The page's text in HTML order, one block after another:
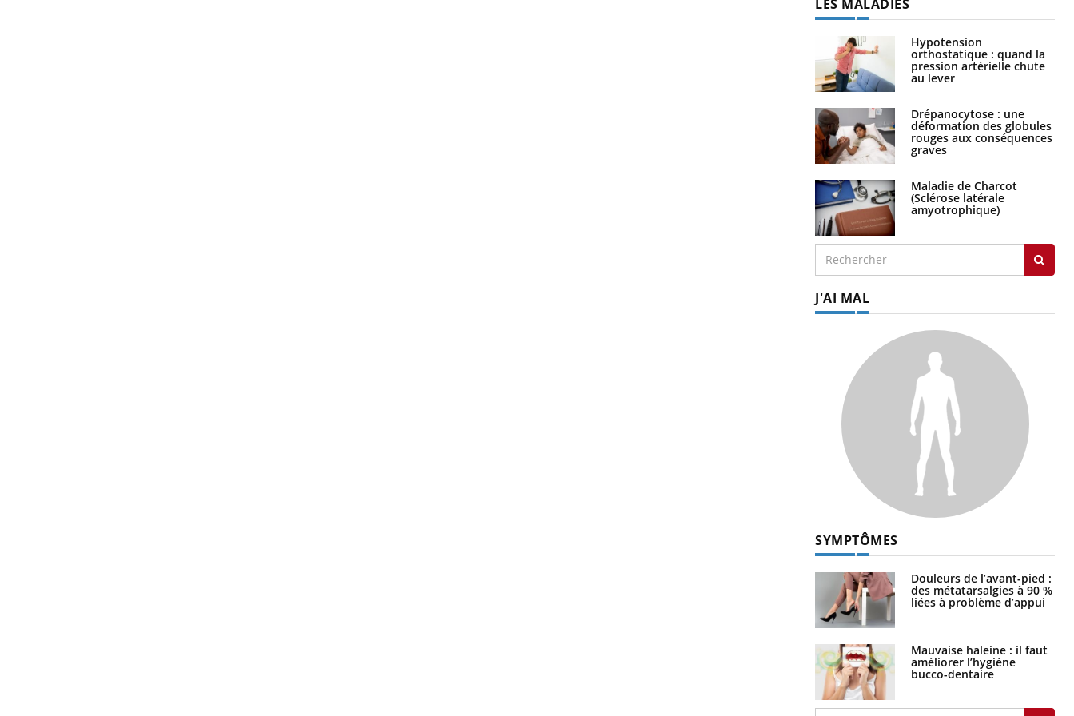
LES MALADIES
Hypotension
orthostatique : quand la
pression artérielle chute
au lever
Drépanocytose : une
déformation des globules
rouges aux conséquences
graves
Maladie de Charcot
(Sclérose latérale
amyotrophique)
J'AI MAL
SYMPTÔMES
Douleurs de l’avant-pied :
des métatarsalgies à 90 %
liées à problème d’appui
Mauvaise haleine : il faut
améliorer l’hygiène
bucco-dentaire